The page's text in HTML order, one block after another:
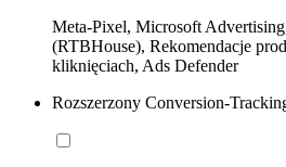
Meta-Pixel, Microsoft
(RTBHouse), Rekomendacje
kliknięciach, Ads Defender
Rozszerzony Conversion-